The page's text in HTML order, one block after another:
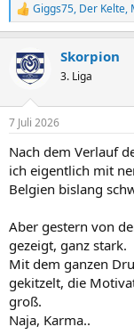
R
e
k
t
e
:
Giggs75, Der Kelte,
Skorpion
3. Liga
7 Juli 2026
Nach dem Verlauf
ich eigentlich mit
Belgien bislang
Aber gestern von
gezeigt, ganz stark.
Mit dem ganzen
gekitzelt, die
groß.
Naja, Karma..